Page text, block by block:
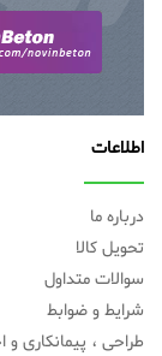
اطلاعات
درباره ما
تحویل کالا
سوالات متداول
شرایط و ضوابط
طراحی ، پیمانکاری و